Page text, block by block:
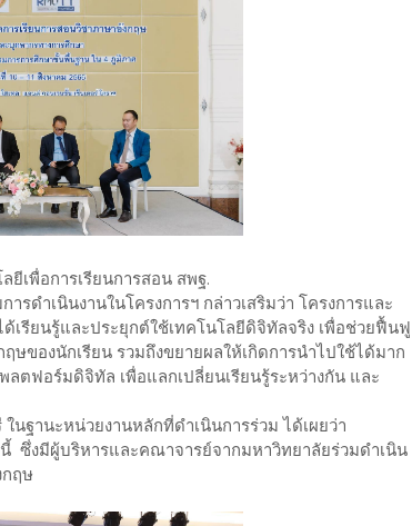
ยีเพื่อการเรียนการสอน สพฐ.
ดำเนินงานในโครงการฯ กล่าวเสริมว่า โครงการและ
รียนรู้และประยุกต์ใช้เทคโนโลยีดิจิทัลจริง เพื่อช่วยฟื้นฟู
ษของนักเรียน รวมถึงขยายผลให้เกิดการนำไปใช้ได้มาก
ตฟอร์มดิจิทัล เพื่อแลกเปลี่ยนเรียนรู้ระหว่างกัน และ
ฐานะหน่วยงานหลักที่ดำเนินการร่วม ได้เผยว่า
ซึ่งมีผู้บริหารและคณาจารย์จากมหาวิทยาลัยร่วมดำเนิน
ฤษ